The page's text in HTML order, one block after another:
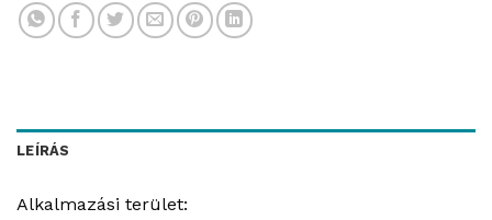
LEÍRÁS
Alkalmazási terület: